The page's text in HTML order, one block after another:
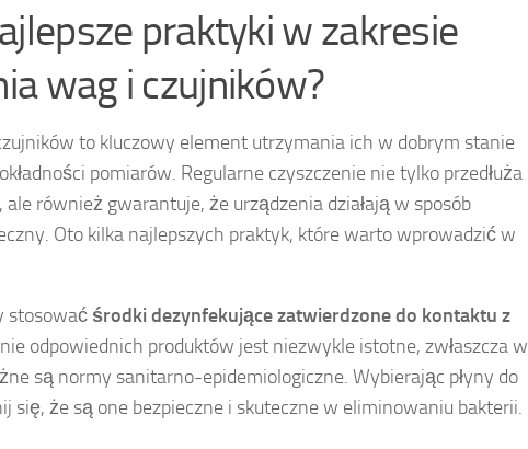
praktyki w zakresie
wag i czujników?
to kluczowy element utrzymania ich w dobrym stanie
pomiarów. Regularne czyszczenie nie tylko przedłuża
również gwarantuje, że urządzenia działają w sposób
Oto kilka najlepszych praktyk, które warto wprowadzić w
stosować środki dezynfekujące zatwierdzone do kontaktu z
odpowiednich produktów jest niezwykle istotne, zwłaszcza w
są normy sanitarno-epidemiologiczne. Wybierając płyny do
się, że są one bezpieczne i skuteczne w eliminowaniu bakterii.